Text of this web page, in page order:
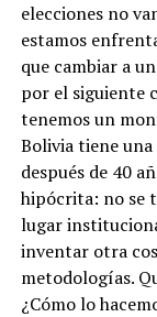
elecciones no
estamos
que cambiar a
por el siguiente
tenemos un
Bolivia tiene una
después de 40
hipócrita: no se
lugar
inventar otra
metodologías.
¿Cómo lo